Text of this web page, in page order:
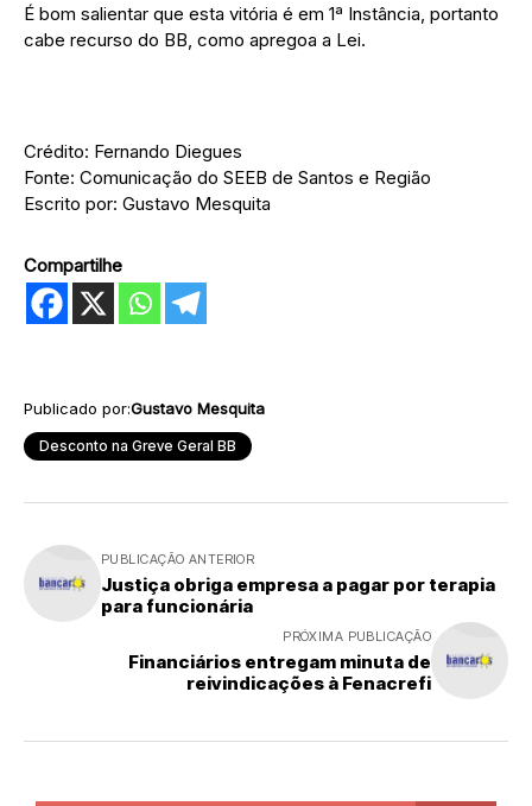
É bom salientar que esta vitória é em 1ª Instância, portanto
cabe recurso do BB, como apregoa a Lei.
Crédito: Fernando Diegues
Fonte: Comunicação do SEEB de Santos e Região
Escrito por: Gustavo Mesquita
Compartilhe
Publicado por:Gustavo Mesquita
Desconto na Greve Geral BB
PUBLICAÇÃO ANTERIOR
Justiça obriga empresa a pagar por terapia
para funcionária
PRÓXIMA PUBLICAÇÃO
Financiários entregam minuta de
reivindicações à Fenacrefi